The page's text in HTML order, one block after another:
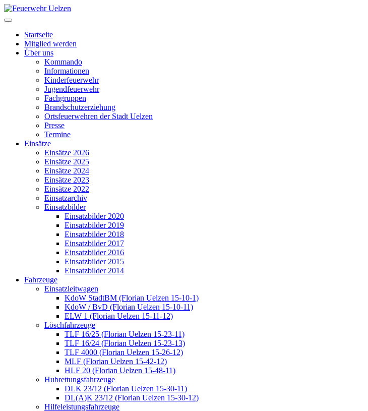
Startseite
Mitglied werden
Über uns
Kommando
Informationen
Kinderfeuerwehr
Jugendfeuerwehr
Fachgruppen
Brandschutzerziehung
Ortsfeuerwehren der Stadt Uelzen
Presse
Termine
Einsätze
Einsätze 2026
Einsätze 2025
Einsätze 2024
Einsätze 2023
Einsätze 2022
Einsatzarchiv
Einsatzbilder
Einsatzbilder 2020
Einsatzbilder 2019
Einsatzbilder 2018
Einsatzbilder 2017
Einsatzbilder 2016
Einsatzbilder 2015
Einsatzbilder 2014
Fahrzeuge
Einsatzleitwagen
KdoW StadtBM (Florian Uelzen 15-10-1)
KdoW / BvD (Florian Uelzen 15-10-11)
ELW 1 (Florian Uelzen 15-11-12)
Löschfahrzeuge
TLF 16/25 (Florian Uelzen 15-23-11)
TLF 16/24 (Florian Uelzen 15-23-13)
TLF 4000 (Florian Uelzen 15-26-12)
MLF (Florian Uelzen 15-42-12)
HLF 20 (Florian Uelzen 15-48-11)
Hubrettungsfahrzeuge
DLK 23/12 (Florian Uelzen 15-30-11)
DL(A)K 23/12 (Florian Uelzen 15-30-12)
Hilfeleistungsfahrzeuge